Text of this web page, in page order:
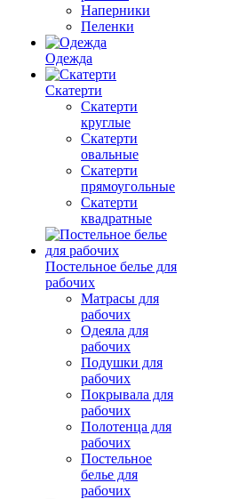
Наперники
Пеленки
Одежда
Скатерти
Скатерти
круглые
Скатерти
овальные
Скатерти
прямоугольные
Скатерти
квадратные
Постельное белье для
рабочих
Матрасы для
рабочих
Одеяла для
рабочих
Подушки для
рабочих
Покрывала для
рабочих
Полотенца для
рабочих
Постельное
белье для
рабочих